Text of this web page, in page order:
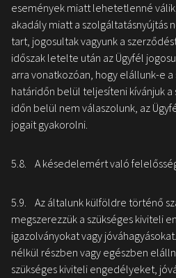
események miatt lehetetlenné
akadály miatt a szolgáltatásnyújtás
tart, jogosultak vagyunk a
időszak letelte után az Ügyfél
arra vonatkozóan, hogy elállunk-e
határidőn belül teljesíteni kívánjuk a
időn belül nem válaszolunk, az
jogait gyakorolni.
5.8. A késedelemért való
5.9. Az általunk külföldre történő
megszerezzük a szükséges kiviteli
igazolványokat vagy
nélkül részben vagy egészben
szükséges kiviteli engedélyeket,